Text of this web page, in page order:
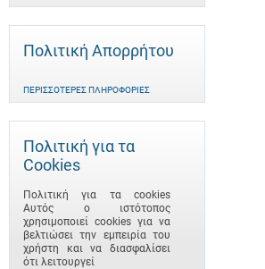
Πολιτική Απορρήτου
ΠΕΡΙΣΣΌΤΕΡΕΣ ΠΛΗΡΟΦΟΡΊΕΣ
Πολιτική για τα
Cookies
Πολιτική για τα cookies
Αυτός ο ιστότοπος
χρησιμοποιεί cookies για να
βελτιώσει την εμπειρία του
χρήστη και να διασφαλίσει
ότι λειτουργεί